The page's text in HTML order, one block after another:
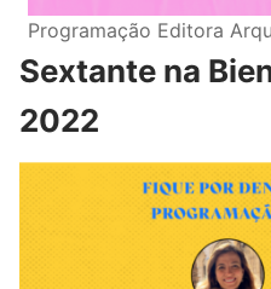
Programação Editora
Sextante na
2022